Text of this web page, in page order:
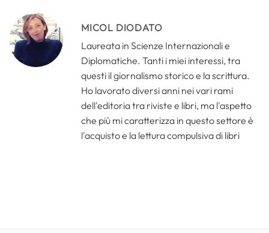
MICOL DIODATO
Laureata in Scienze Internazionali e
Diplomatiche. Tanti i miei interessi, tra
questi il giornalismo storico e la scrittura.
Ho lavorato diversi anni nei vari rami
dell'editoria tra riviste e libri, ma l'aspetto
che più mi caratterizza in questo settore è
l'acquisto e la lettura compulsiva di libri